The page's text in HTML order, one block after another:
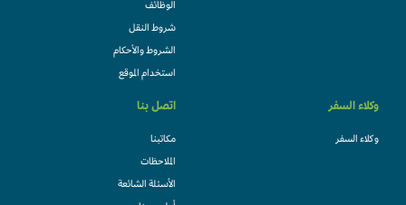
الوظائف
شروط النقل
الشروط والأحكام
استخدام الموقع
وكلاء السفر
وكلاء السفر
اتصل بنا
مكاتبنا
الملاحظات
الأسئلة الشائعة